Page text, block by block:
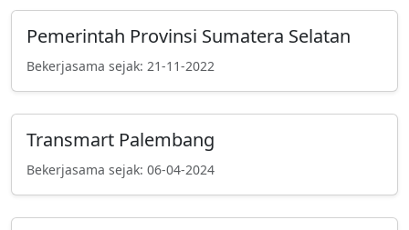
Pemerintah Provinsi Sumatera Selatan
Bekerjasama sejak: 21-11-2022
Transmart Palembang
Bekerjasama sejak: 06-04-2024